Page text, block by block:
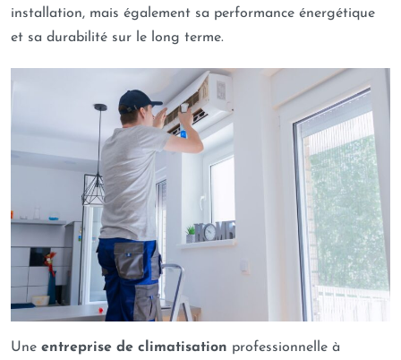
installation, mais également sa performance énergétique
et sa durabilité sur le long terme.
Une entreprise de climatisation professionnelle à